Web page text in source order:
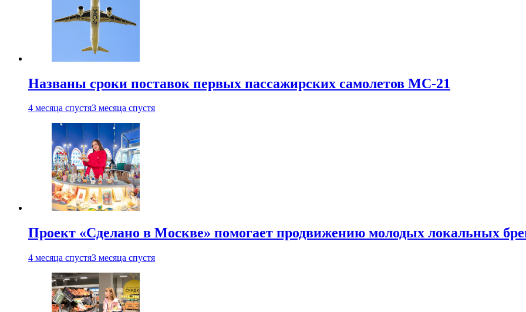
Названы сроки поставок первых пассажирских самолетов МС-21
4 месяца спустя3 месяца спустя
Проект «Сделано в Москве» помогает продвижению молодых локальных
4 месяца спустя3 месяца спустя